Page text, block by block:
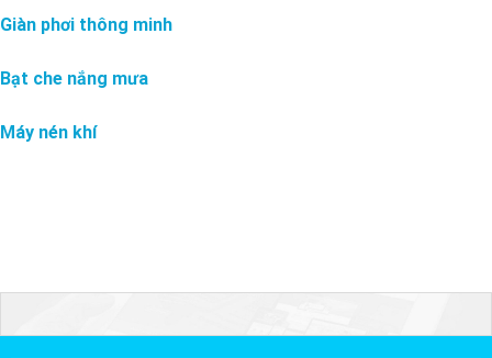
Giàn phơi thông minh
Bạt che nắng mưa
Máy nén khí